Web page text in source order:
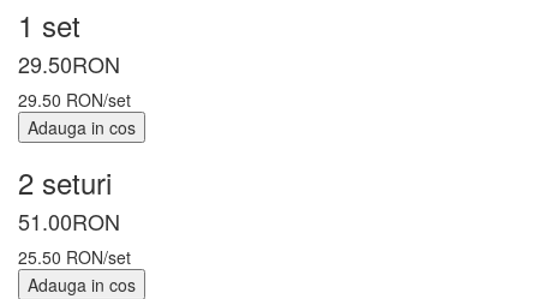
1 set
29.50RON
29.50 RON/set
Adauga in cos
2 seturi
51.00RON
25.50 RON/set
Adauga in cos